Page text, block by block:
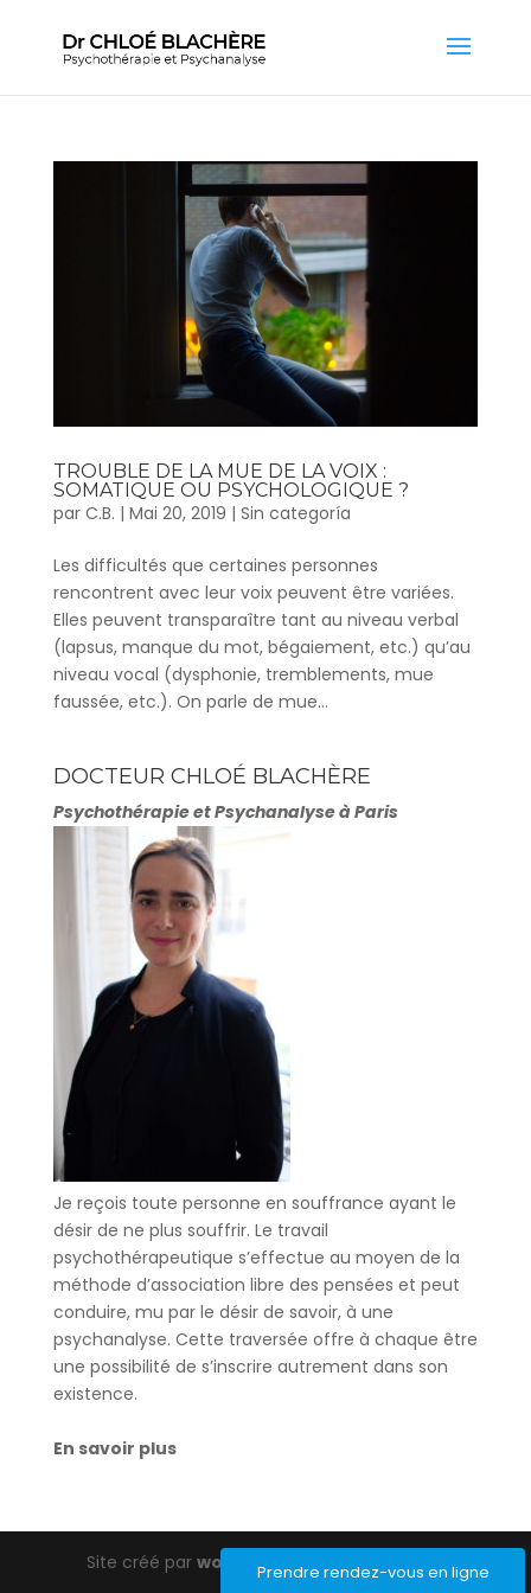
Prendre rendez-vous en ligne
TROUBLE DE LA MUE DE LA VOIX :
SOMATIQUE OU PSYCHOLOGIQUE ?
par C.B. | Mai 20, 2019 | Sin categoría
Les difficultés que certaines personnes
rencontrent avec leur voix peuvent être variées.
Elles peuvent transparaître tant au niveau verbal
(lapsus, manque du mot, bégaiement, etc.) qu’au
niveau vocal (dysphonie, tremblements, mue
faussée, etc.). On parle de mue...
DOCTEUR CHLOÉ BLACHÈRE
Psychothérapie et Psychanalyse à Paris
Je reçois toute personne en souffrance ayant le
désir de ne plus souffrir. Le travail
psychothérapeutique s’effectue au moyen de la
méthode d’association libre des pensées et peut
conduire, mu par le désir de savoir, à une
psychanalyse. Cette traversée offre à chaque être
une possibilité de s’inscrire autrement dans son
existence.
En savoir plus
Site créé parwordpress-barcelona.com